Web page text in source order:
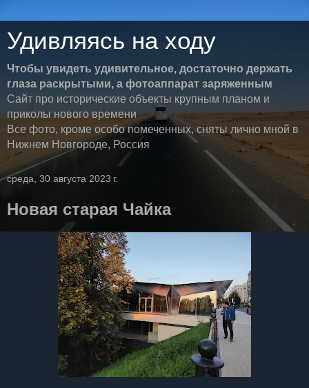
Удивляясь на ходу
Чтобы увидеть удивительное, достаточно держать
глаза раскрытыми, а фотоаппарат заряженным
Сайт про исторические объекты крупным планом и
приколы нового времени
Все фото, кроме особо помеченных, сняты лично мной в
Нижнем Новгороде, Россия
среда, 30 августа 2023 г.
Новая старая Чайка